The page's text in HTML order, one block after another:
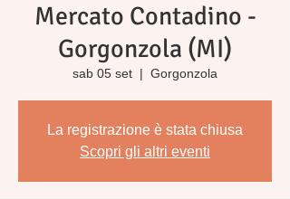
Mercato Contadino -
Gorgonzola (MI)
sab 05 set
  |
Gorgonzola
La registrazione è stata chiusa
Scopri gli altri eventi